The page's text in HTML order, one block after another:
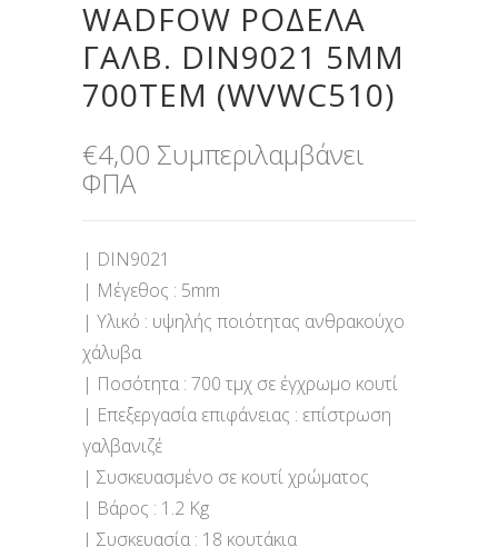
WADFOW ΡΟΔΕΛΑ
ΓΑΛΒ. DIN9021 5MM
700TEM (WVWC510)
€4,00 Συμπεριλαμβάνει
ΦΠΑ
| DIN9021
| Μέγεθος : 5mm
| Υλικό : υψηλής ποιότητας ανθρακούχο
χάλυβα
| Ποσότητα : 700 τμχ σε έγχρωμο κουτί
| Επεξεργασία επιφάνειας : επίστρωση
γαλβανιζέ
| Συσκευασμένο σε κουτί χρώματος
| Βάρος : 1.2 Kg
| Συσκευασία : 18 κουτάκια